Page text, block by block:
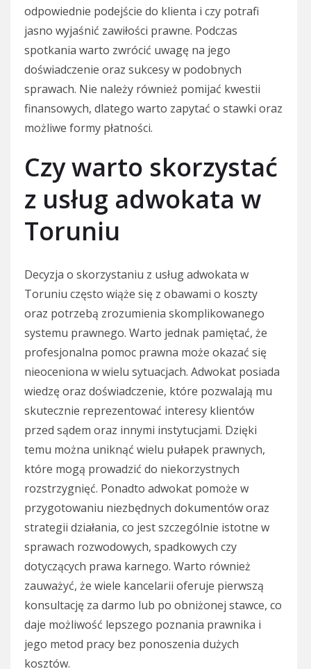
odpowiednie podejście do klienta i czy potrafi
jasno wyjaśnić zawiłości prawne. Podczas
spotkania warto zwrócić uwagę na jego
doświadczenie oraz sukcesy w podobnych
sprawach. Nie należy również pomijać kwestii
finansowych, dlatego warto zapytać o stawki oraz
możliwe formy płatności.
Czy warto skorzystać
z usług adwokata w
Toruniu
Decyzja o skorzystaniu z usług adwokata w
Toruniu często wiąże się z obawami o koszty
oraz potrzebą zrozumienia skomplikowanego
systemu prawnego. Warto jednak pamiętać, że
profesjonalna pomoc prawna może okazać się
nieoceniona w wielu sytuacjach. Adwokat posiada
wiedzę oraz doświadczenie, które pozwalają mu
skutecznie reprezentować interesy klientów
przed sądem oraz innymi instytucjami. Dzięki
temu można uniknąć wielu pułapek prawnych,
które mogą prowadzić do niekorzystnych
rozstrzygnięć. Ponadto adwokat pomoże w
przygotowaniu niezbędnych dokumentów oraz
strategii działania, co jest szczególnie istotne w
sprawach rozwodowych, spadkowych czy
dotyczących prawa karnego. Warto również
zauważyć, że wiele kancelarii oferuje pierwszą
konsultację za darmo lub po obniżonej stawce, co
daje możliwość lepszego poznania prawnika i
jego metod pracy bez ponoszenia dużych
kosztów.